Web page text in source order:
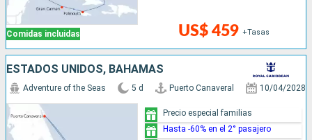
Comidas incluidas US$ 459 +Tasas
ESTADOS UNIDOS, BAHAMAS
Adventure of the Seas 5 d Puerto Canaveral 10/04/2028
Precio especial familias
Hasta -60% en el 2° pasajero